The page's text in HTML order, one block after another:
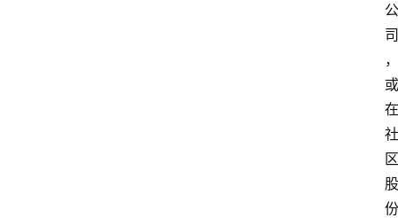
公
司
，
或
在
社
区
股
份